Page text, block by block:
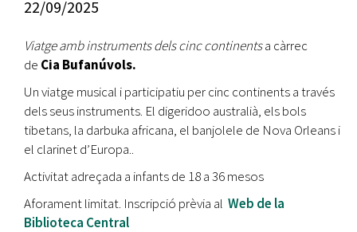
22/09/2025
Viatge amb instruments dels cinc continentsa càrrec
de Cia Bufanúvols.
Un viatge musical i participatiu per cinc continents a través
dels seus instruments. El digeridoo australià, els bols
tibetans, la darbuka africana, el banjolele de Nova Orleans i
el clarinet d’Europa..
Activitat adreçada a infants de 18 a 36 mesos
Aforament limitat. Inscripció prèvia al Web de la
Biblioteca Central